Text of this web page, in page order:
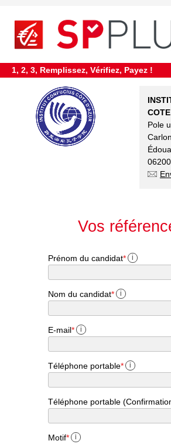
1, 2, 3, Remplissez, Vérifiez, Payez !
Pole
Vos
Prénom du candidat* i
Nom du candidat* i
E-mail* i
Téléphone portable* i
Téléphone portable
Motif* i